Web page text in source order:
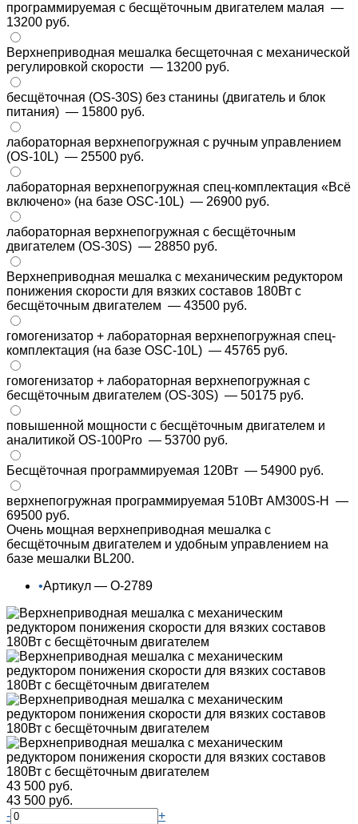
программируемая с бесщёточным двигателем малая —
13200 руб.
Верхнеприводная мешалка бесщеточная с механической
регулировкой скорости — 13200 руб.
бесщёточная (OS-30S) без станины (двигатель и блок
питания) — 15800 руб.
лабораторная верхнепогружная с ручным управлением
(OS-10L) — 25500 руб.
лабораторная верхнепогружная спец-комплектация «Всё
включено» (на базе OSC-10L) — 26900 руб.
лабораторная верхнепогружная с бесщёточным
двигателем (OS-30S) — 28850 руб.
Верхнеприводная мешалка с механическим редуктором
понижения скорости для вязких составов 180Вт с
бесщёточным двигателем — 43500 руб.
гомогенизатор + лабораторная верхнепогружная спец-
комплектация (на базе OSC-10L) — 45765 руб.
гомогенизатор + лабораторная верхнепогружная с
бесщёточным двигателем (OS-30S) — 50175 руб.
повышенной мощности с бесщёточным двигателем и
аналитикой OS-100Pro — 53700 руб.
Бесщёточная программируемая 120Вт — 54900 руб.
верхнепогружная программируемая 510Вт AM300S-H
—
69500 руб.
Очень мощная верхнеприводная мешалка с
бесщёточным двигателем и удобным управлением на
базе мешалки BL200.
•Артикул — О-2789
43 500 руб.
43 500 руб.
-
+